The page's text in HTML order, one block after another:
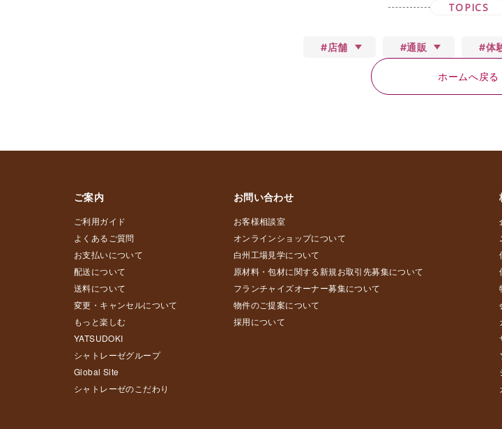
TOPICS
#店舗 #通販 #体
ホームへ戻る
ご案内
ご利用ガイド
よくあるご質問
お支払いについて
配送について
送料について
変更・キャンセルについて
もっと楽しむ
YATSUDOKI
シャトレーゼグループ
Global Site
シャトレーゼのこだわり
お問い合わせ
お客様相談室
オンラインショップについて
白州工場見学について
原材料・包材に関する新規お取引先募集について
フランチャイズオーナー募集について
物件のご提案について
採用について